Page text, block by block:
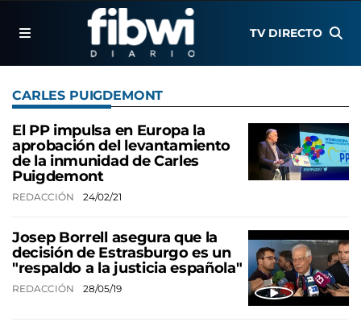
TV DIRECTO
CARLES PUIGDEMONT
El PP impulsa en Europa la
aprobación del levantamiento
de la inmunidad de Carles
Puigdemont
REDACCIÓN 24/02/21
Josep Borrell asegura que la
decisión de Estrasburgo es un
"respaldo a la justicia española"
REDACCIÓN 28/05/19